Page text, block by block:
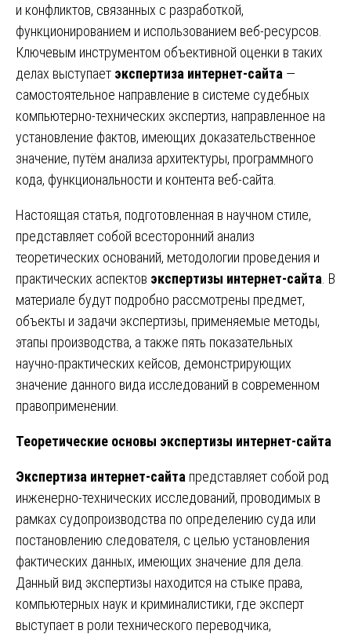
и конфликтов, связанных с разработкой,
функционированием и использованием веб-ресурсов.
Ключевым инструментом объективной оценки в таких
делах выступает экспертиза интернет-сайта —
самостоятельное направление в системе судебных
компьютерно-технических экспертиз, направленное на
установление фактов, имеющих доказательственное
значение, путём анализа архитектуры, программного
кода, функциональности и контента веб-сайта.
Настоящая статья, подготовленная в научном стиле,
представляет собой всесторонний анализ
теоретических оснований, методологии проведения и
практических аспектов экспертизы интернет-сайта . В
материале будут подробно рассмотрены предмет,
объекты и задачи экспертизы, применяемые методы,
этапы производства, а также пять показательных
научно-практических кейсов, демонстрирующих
значение данного вида исследований в современном
правоприменении.
Теоретические основы экспертизы интернет-сайта
Экспертиза интернет-сайта представляет собой род
инженерно-технических исследований, проводимых в
рамках судопроизводства по определению суда или
постановлению следователя, с целью установления
фактических данных, имеющих значение для дела.
Данный вид экспертизы находится на стыке права,
компьютерных наук и криминалистики, где эксперт
выступает в роли технического переводчика,